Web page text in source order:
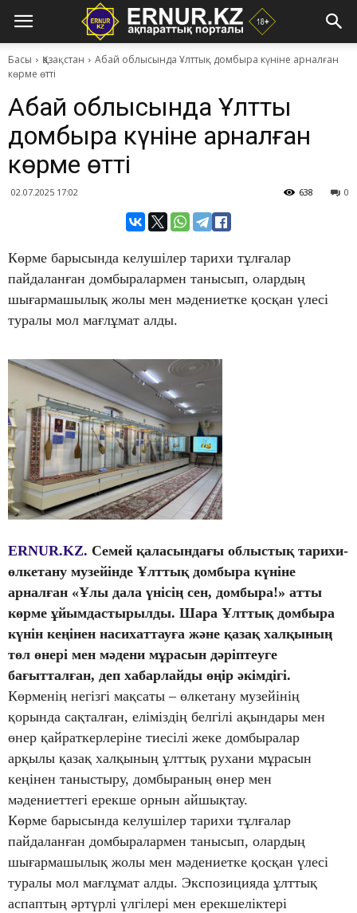
Басы Қазақстан
Абай облысында Ұлттық домбыра күніне арналған
көрме өтті
Абай облысында Ұлттық
домбыра күніне арналған
көрме өтті
02.07.2025 17:02 0
638
Көрме барысында келушілер тарихи тұлғалар
пайдаланған домбыралармен танысып, олардың
шығармашылық жолы мен мәдениетке қосқан үлесі
туралы мол мағлұмат алды.
ERNUR.KZ. Семей қаласындағы облыстық тарихи-
өлкетану музейінде Ұлттық домбыра күніне
арналған «Ұлы дала үнісің сен, домбыра!» атты
көрме ұйымдастырылды. Шара Ұлттық домбыра
күнін кеңінен насихаттауға және қазақ халқының
төл өнері мен мәдени мұрасын дәріптеуге
бағытталған, деп хабарлайды өңір әкімдігі.
Көрменің негізгі мақсаты – өлкетану музейінің
қорында сақталған, еліміздің белгілі ақындары мен
өнер қайраткерлеріне тиесілі жеке домбыралар
арқылы қазақ халқының ұлттық рухани мұрасын
кеңінен таныстыру, домбыраның өнер мен
мәдениеттегі ерекше орнын айшықтау.
Көрме барысында келушілер тарихи тұлғалар
пайдаланған домбыралармен танысып, олардың
шығармашылық жолы мен мәдениетке қосқан үлесі
туралы мол мағлұмат алды. Экспозицияда ұлттық
аспаптың әртүрлі үлгілері мен ерекшеліктері